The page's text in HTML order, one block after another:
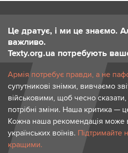
Це дратує, і ми це знаємо.
важливо.
Texty.org.ua потребують
Армія потребує правди, а не
супутникові знімки, вивчаємо
військовими, щоб чесно
потрібні зміни. Наша критика —
Кожна наша рекомендація може
українських воїнів. Підтримайте
кращими.